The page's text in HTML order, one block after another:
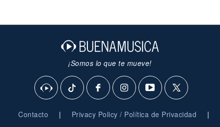
¡Somos lo que te mueve!
Contacto | Privacy Policy / Política de Privacidad |